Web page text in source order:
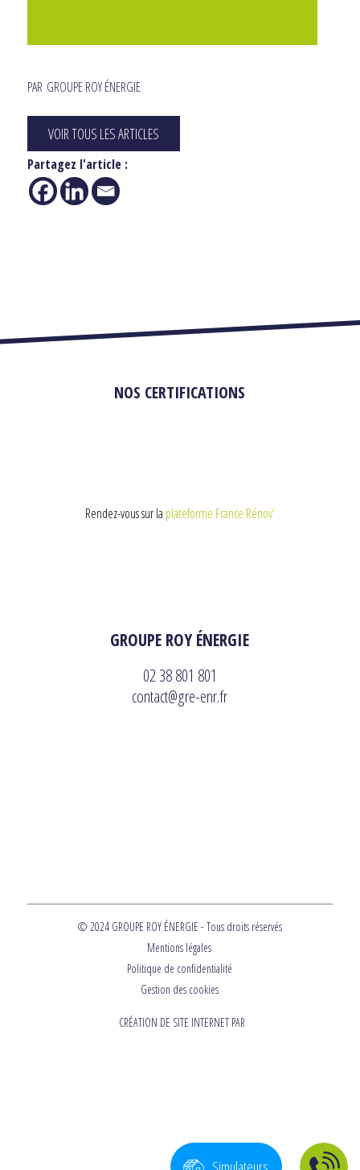
PAR GROUPE ROY ÉNERGIE
VOIR TOUS LES ARTICLES
Partagez l'article :
GROUPE ROY ÉNERGIE
02 38 801 801
contact@gre-enr.fr
NOS CERTIFICATIONS
Rendez-vous sur la plateforme France Rénov’
© 2024 GROUPE ROY ÉNERGIE - Tous droits réservés
Mentions légales
Politique de confidentialité
Gestion des cookies
CRÉATION DE SITE INTERNET PAR